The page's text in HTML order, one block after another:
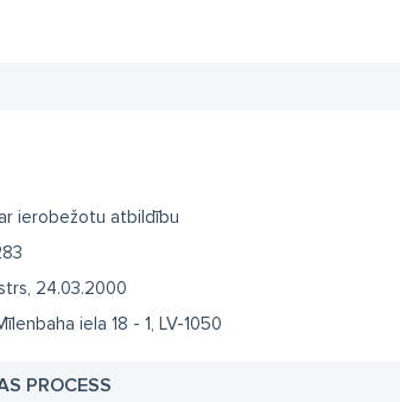
ierobežotu atbildību
24.03.2000
iela 18 - 1, LV-1050
PROCESS